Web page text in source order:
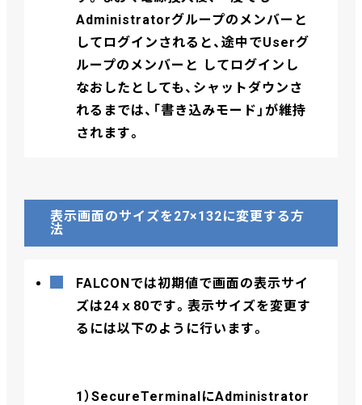
Administratorグループのメンバーと
してログインされると、途中でUserグ
ループのメンバーと してログインし
なおしたとしても、シャットダウンさ
れるまでは、「書き込みモード」が維持
されます。
表示画面のサイズを27×132に変更する方
法
FALCONでは初期値で画面の表示サイ
ズは24ｘ80です。表示サイズを変更す
るには以下のように行います。
1）SecureTerminalにAdministrator